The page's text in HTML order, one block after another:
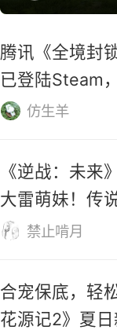
腾讯《全境封
已登陆Steam
仅31%仿生羊
《逆战：未来
大雷萌妹！传
费送！禁止啃月
合宠保底，轻
花源记2》夏